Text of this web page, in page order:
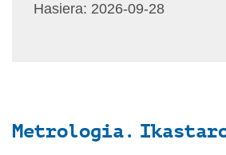
Hasiera: 2026-09-28
Metrologia.